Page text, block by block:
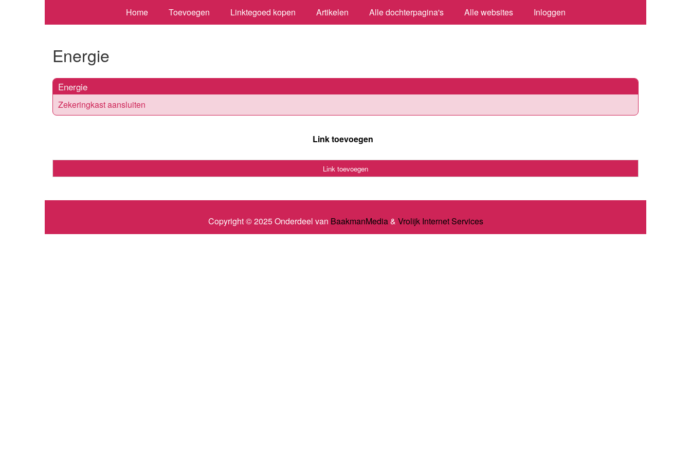
Home Toevoegen Linktegoed kopen Artikelen Alle dochterpagina's Alle websites Inloggen
Energie
Energie
Zekeringkast aansluiten
Link toevoegen
Link toevoegen
Copyright © 2025 Onderdeel van BaakmanMedia& Vrolijk Internet Services